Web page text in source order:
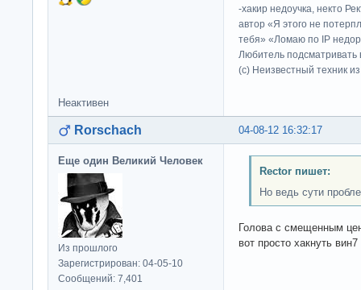
-хакир недоучка, некто
автор «Я этого не
тебя» «Ломаю по IP
Любитель подсматривать
(c) Неизвестный техник
Неактивен
04-08-12 16:32:17
Rorschach
Еще один Великий Человек
Из прошлого
Зарегистрирован: 04-05-10
Сообщений: 7,401
Rector пишет:
Но ведь сути
Голова с смещенным
вот просто хакнуть